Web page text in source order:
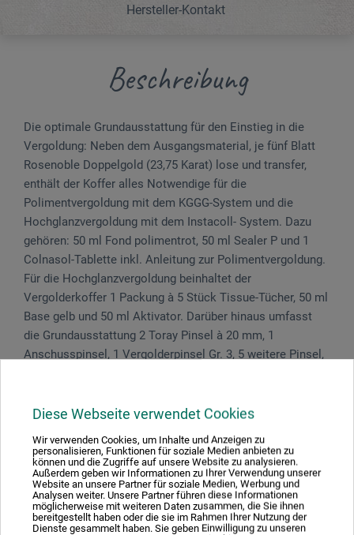
Diese Webseite verwendet Cookies
Wir verwenden Cookies, um Inhalte und Anzeigen zu
personalisieren, Funktionen für soziale Medien anbieten zu
können und die Zugriffe auf unsere Website zu analysieren.
Außerdem geben wir Informationen zu Ihrer Verwendung unserer
Website an unsere Partner für soziale Medien, Werbung und
Analysen weiter. Unsere Partner führen diese Informationen
möglicherweise mit weiteren Daten zusammen, die Sie ihnen
bereitgestellt haben oder die sie im Rahmen Ihrer Nutzung der
Dienste gesammelt haben. Sie geben Einwilligung zu unseren
Hersteller-Kontakt
Beschreibung
Die optimale Grundausstattung für den Einstieg in die
Vergoldung: Neben dem Ausgangsmaterial, je fünf Blatt
Rosenoble Doppelgold (23,75 Karat) lose und transfer,
enthält der Koffer alles Notwendige für die
Polimentvergoldung mit dem KGGG-System und die
Hochglanzvergoldung mit dem Instacoll- System. Dazu
gehören: 50 ml Fond polimentrot, 50 ml Sealer P und 1
Colnasol-Tablette inkl. Anleitung zur Polimentvergoldung.
Für die Hochglanzvergoldung beinhaltet der
Vergolderkoffer 1 Packung à 5 Stück Tissue-Tücher, 50 ml
Base gelb und 50 ml Aktivator. Darüber hinaus umfasst
die Grundausstattung 2 Toray Pinsel à 20 mm, 1
Anschusspinsel, 1 Vergolderpinsel Gr. 3, 5 weitere Pinsel,
Achatpoliersteine. Zusätzlich bietet der Koffer
Gefahrenhinweise
Fond, Sealer P, Base, Aktivator: Enthält Gemisch aus: